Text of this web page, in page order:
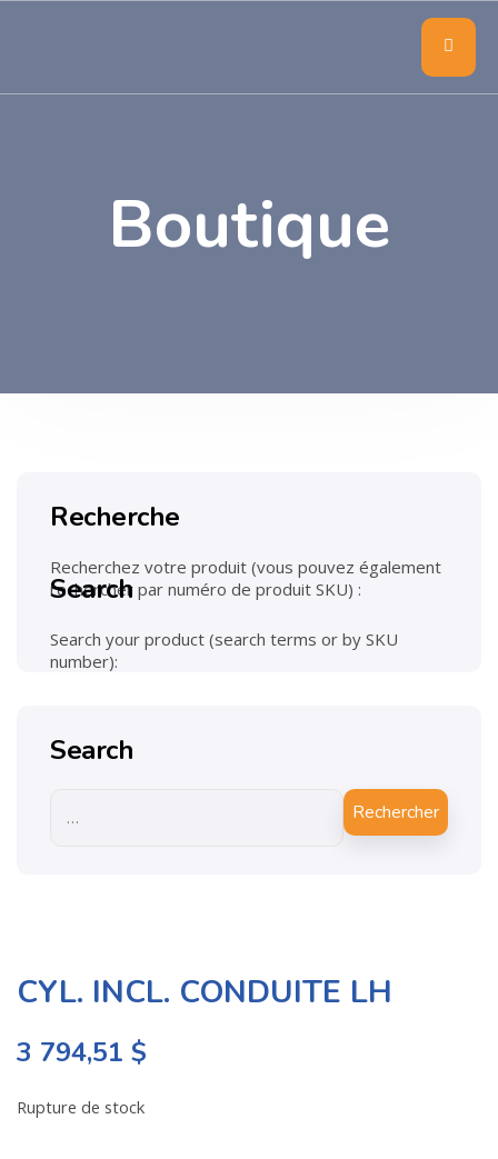
Boutique
CYL. INCL. CONDUITE LH
3 794,51 $
Rupture de stock
Recherche
Recherchez votre produit (vous pouvez également
rechercher par numéro de produit SKU) :
Search
Search your product (search terms or by SKU
number):
Search
Rechercher